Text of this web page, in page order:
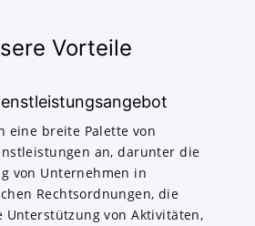
Vorteile
eine breite Palette von
an, darunter die
von Unternehmen in
Rechtsordnungen, die
Unterstützung von Aktivitäten,